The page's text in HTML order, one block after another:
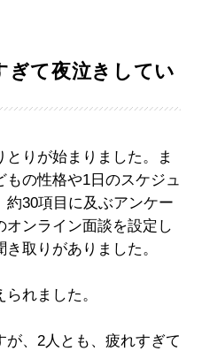
ぎて夜泣きしてい
りが始まりました。ま
の性格や1日のスケジュ
約30項目に及ぶアンケー
オンライン面談を設定し
取りがありました。
れました。
が、2人とも、疲れすぎて